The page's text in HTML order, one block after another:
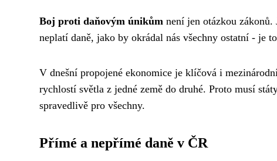
Boj proti daňovým únikům není jen otázkou
neplatí daně, jako by okrádal nás všechny ostatní - je
V dnešní propojené ekonomice je klíčová i
rychlostí světla z jedné země do druhé. Proto musí
spravedlivě pro všechny.
Přímé a nepřímé daně v ČR